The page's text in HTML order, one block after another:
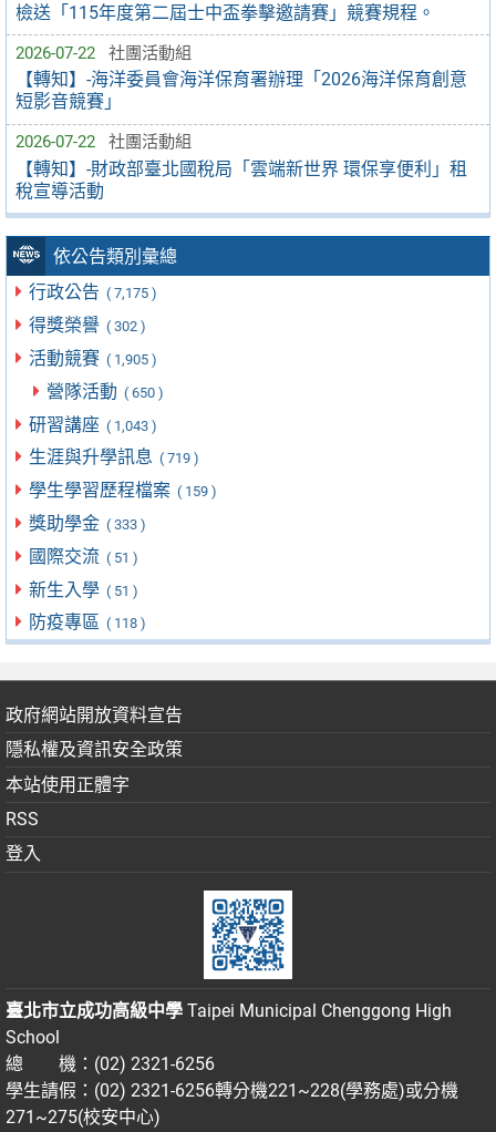
檢送「115年度第二屆士中盃拳擊邀請賽」競賽規程。
2026-07-22 社團活動組
【轉知】-海洋委員會海洋保育署辦理「2026海洋保育創意
短影音競賽」
2026-07-22 社團活動組
【轉知】-財政部臺北國稅局「雲端新世界 環保享便利」租
稅宣導活動
依公告類別彙總
行政公告 ( 7,175 )
得獎榮譽 ( 302 )
活動競賽 ( 1,905 )
營隊活動 ( 650 )
研習講座 ( 1,043 )
生涯與升學訊息 ( 719 )
學生學習歷程檔案 ( 159 )
獎助學金 ( 333 )
國際交流 ( 51 )
新生入學 ( 51 )
防疫專區 ( 118 )
政府網站開放資料宣告
隱私權及資訊安全政策
本站使用正體字
RSS
登入
臺北市立成功高級中學 Taipei Municipal Chenggong High
School
總 機：(02) 2321-6256
學生請假：(02) 2321-6256轉分機221~228(學務處)或分機
271~275(校安中心)